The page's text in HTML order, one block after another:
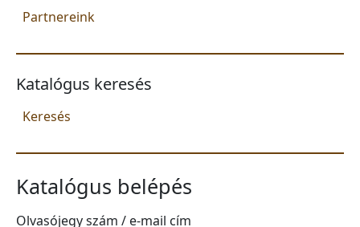
Partnereink
Katalógus keresés
Keresés
Katalógus belépés
Olvasójegy szám / e-mail cím